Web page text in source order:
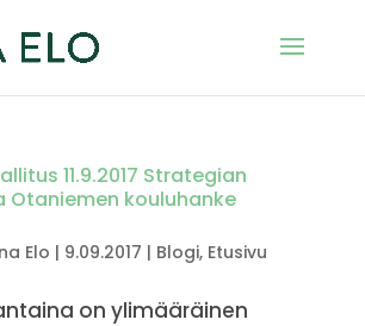
11.9.2017 Strategian
kouluhanke
Elo | 9.09.2017 | Blogi, Etusivu
on ylimääräinen